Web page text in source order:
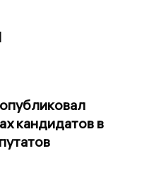
кандидатов в